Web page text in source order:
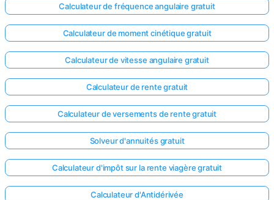
Calculateur de fréquence angulaire gratuit
Calculateur de moment cinétique gratuit
Calculateur de vitesse angulaire gratuit
Calculateur de rente gratuit
Calculateur de versements de rente gratuit
Solveur d'annuités gratuit
Calculateur d'impôt sur la rente viagère gratuit
Calculateur d'Antidérivée